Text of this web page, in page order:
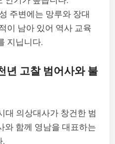
주변에는 망루와 장대
이 남아 있어 역사 교육
지닙니다.
년 고찰 범어사와 불
대 의상대사가 창건한 범
와 함께 영남을 대표하는
.